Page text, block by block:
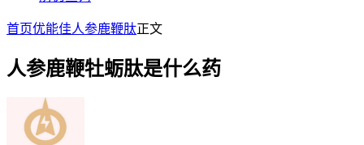
首页优能佳人参鹿鞭肽正文
人参鹿鞭牡蛎肽是什么药